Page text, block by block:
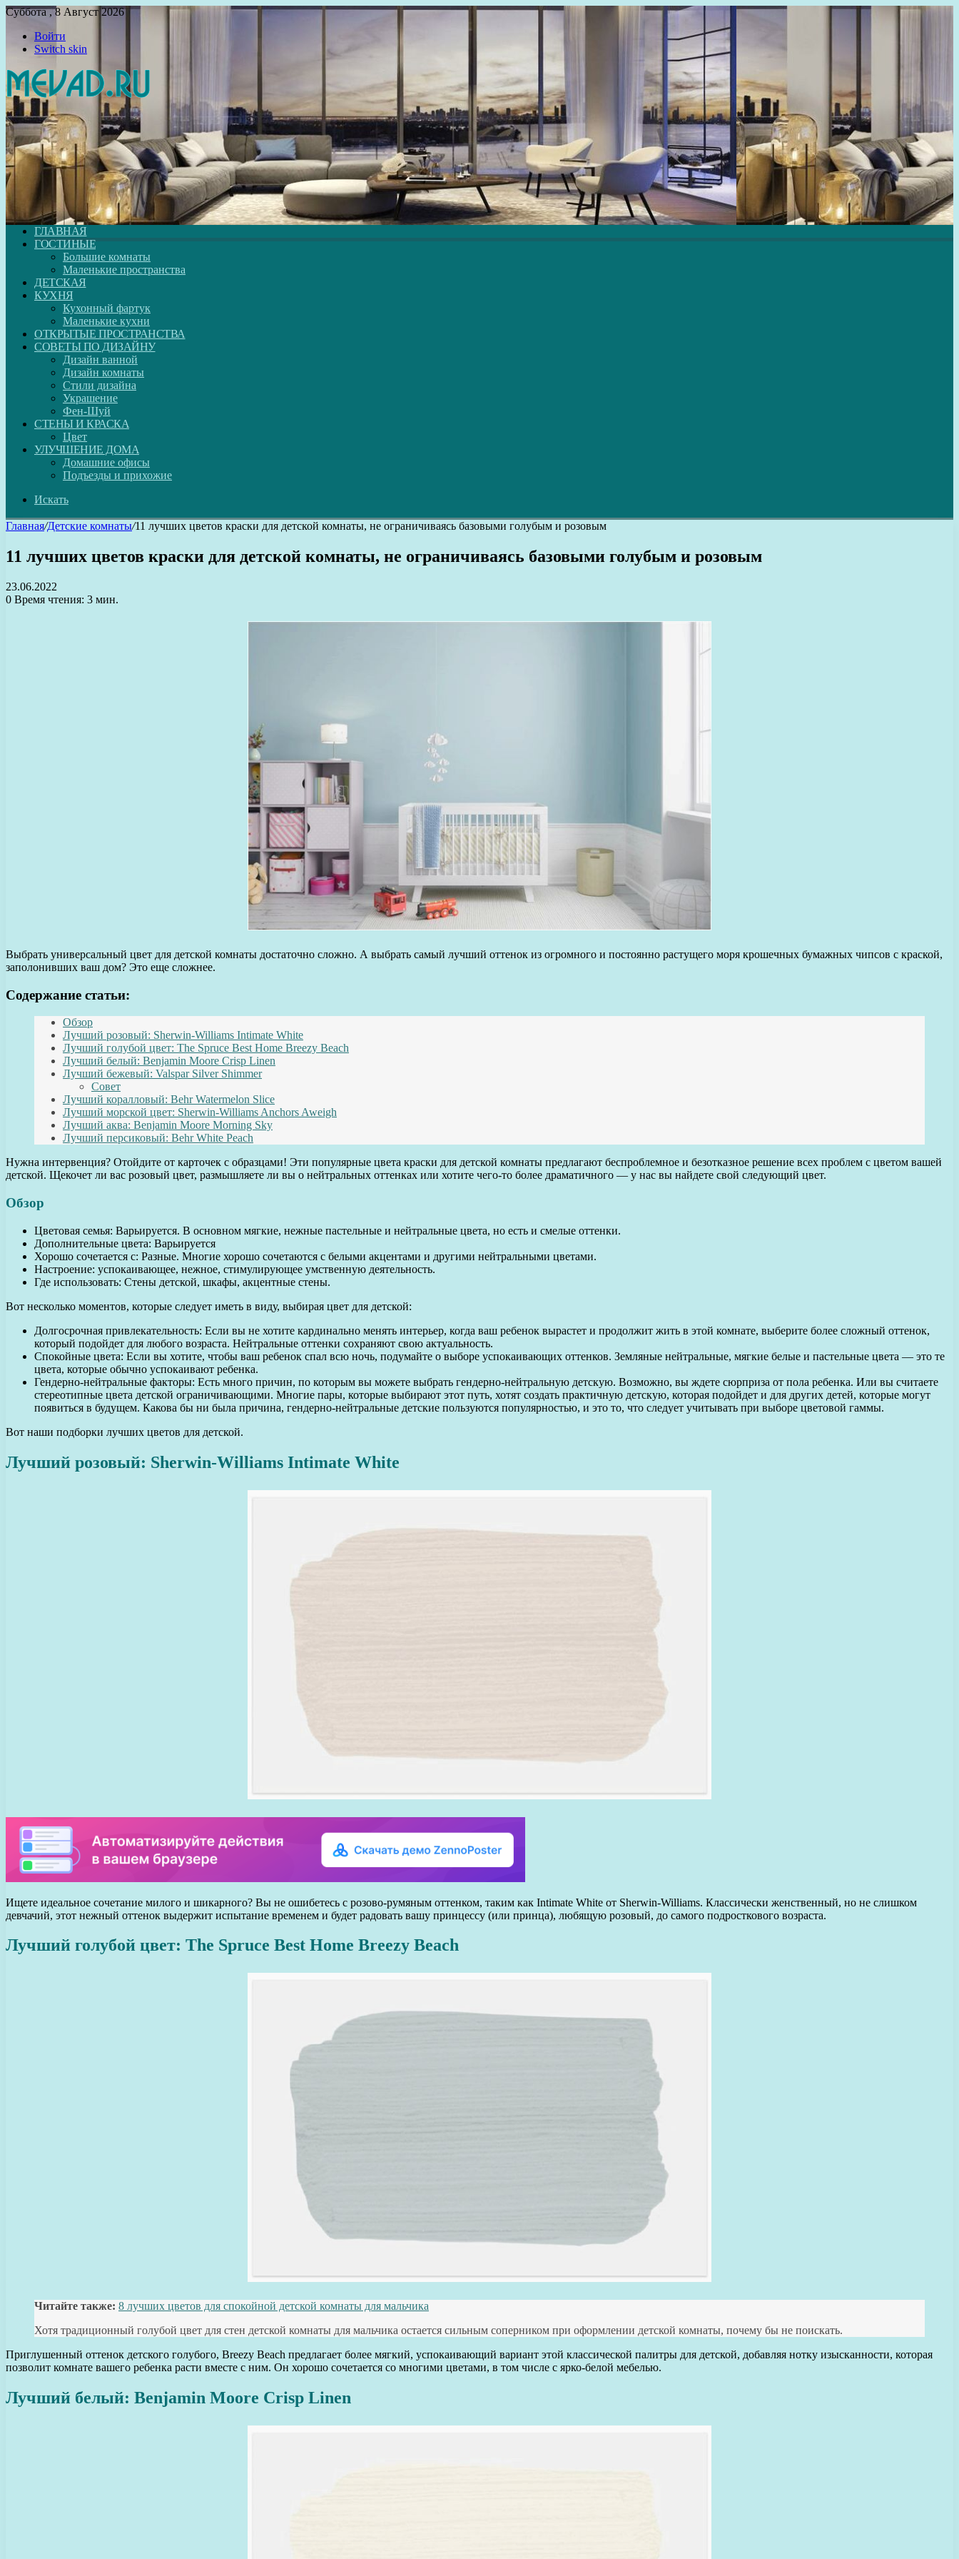
Суббота , 8 Август 2026
Войти
Switch skin
ГЛАВНАЯ
ГОСТИНЫЕ
Большие комнаты
Маленькие пространства
ДЕТСКАЯ
КУХНЯ
Кухонный фартук
Маленькие кухни
ОТКРЫТЫЕ ПРОСТРАНСТВА
СОВЕТЫ ПО ДИЗАЙНУ
Дизайн ванной
Дизайн комнаты
Стили дизайна
Украшение
Фен-Шуй
СТЕНЫ И КРАСКА
Цвет
УЛУЧШЕНИЕ ДОМА
Домашние офисы
Подъезды и прихожие
Искать
Главная/Детские комнаты/11 лучших цветов краски для детской комнаты, не ограничиваясь базовыми голубым и розовым
11 лучших цветов краски для детской комнаты, не ограничиваясь базовыми голубым и розовым
23.06.2022
0 Время чтения: 3 мин.
Выбрать универсальный цвет для детской комнаты достаточно сложно. А выбрать самый лучший оттенок из огромного и постоянно растущего моря крошечных бумажных чипсов с краской,
заполонивших ваш дом? Это еще сложнее.
Содержание статьи:
Обзор
Лучший розовый: Sherwin-Williams Intimate White
Лучший голубой цвет: The Spruce Best Home Breezy Beach
Лучший белый: Benjamin Moore Crisp Linen
Лучший бежевый: Valspar Silver Shimmer
Совет
Лучший коралловый: Behr Watermelon Slice
Лучший морской цвет: Sherwin-Williams Anchors Aweigh
Лучший аква: Benjamin Moore Morning Sky
Лучший персиковый: Behr White Peach
Нужна интервенция? Отойдите от карточек с образцами! Эти популярные цвета краски для детской комнаты предлагают беспроблемное и безотказное решение всех проблем с цветом вашей
детской. Щекочет ли вас розовый цвет, размышляете ли вы о нейтральных оттенках или хотите чего-то более драматичного — у нас вы найдете свой следующий цвет.
Обзор
Цветовая семья: Варьируется. В основном мягкие, нежные пастельные и нейтральные цвета, но есть и смелые оттенки.
Дополнительные цвета: Варьируется
Хорошо сочетается с: Разные. Многие хорошо сочетаются с белыми акцентами и другими нейтральными цветами.
Настроение: успокаивающее, нежное, стимулирующее умственную деятельность.
Где использовать: Стены детской, шкафы, акцентные стены.
Вот несколько моментов, которые следует иметь в виду, выбирая цвет для детской:
Долгосрочная привлекательность: Если вы не хотите кардинально менять интерьер, когда ваш ребенок вырастет и продолжит жить в этой комнате, выберите более сложный оттенок,
который подойдет для любого возраста. Нейтральные оттенки сохраняют свою актуальность.
Спокойные цвета: Если вы хотите, чтобы ваш ребенок спал всю ночь, подумайте о выборе успокаивающих оттенков. Земляные нейтральные, мягкие белые и пастельные цвета — это те
цвета, которые обычно успокаивают ребенка.
Гендерно-нейтральные факторы: Есть много причин, по которым вы можете выбрать гендерно-нейтральную детскую. Возможно, вы ждете сюрприза от пола ребенка. Или вы считаете
стереотипные цвета детской ограничивающими. Многие пары, которые выбирают этот путь, хотят создать практичную детскую, которая подойдет и для других детей, которые могут
появиться в будущем. Какова бы ни была причина, гендерно-нейтральные детские пользуются популярностью, и это то, что следует учитывать при выборе цветовой гаммы.
Вот наши подборки лучших цветов для детской.
Лучший розовый: Sherwin-Williams Intimate White
Ищете идеальное сочетание милого и шикарного? Вы не ошибетесь с розово-румяным оттенком, таким как Intimate White от Sherwin-Williams. Классически женственный, но не слишком
девчачий, этот нежный оттенок выдержит испытание временем и будет радовать вашу принцессу (или принца), любящую розовый, до самого подросткового возраста.
Лучший голубой цвет: The Spruce Best Home Breezy Beach
Читайте также: 8 лучших цветов для спокойной детской комнаты для мальчика
Хотя традиционный голубой цвет для стен детской комнаты для мальчика остается сильным соперником при оформлении детской комнаты, почему бы не поискать.
Приглушенный оттенок детского голубого, Breezy Beach предлагает более мягкий, успокаивающий вариант этой классической палитры для детской, добавляя нотку изысканности, которая
позволит комнате вашего ребенка расти вместе с ним. Он хорошо сочетается со многими цветами, в том числе с ярко-белой мебелью.
Лучший белый: Benjamin Moore Crisp Linen